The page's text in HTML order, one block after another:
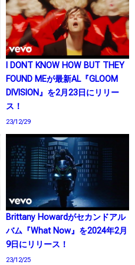
I DONT KNOW HOW BUT THEY
FOUND MEが最新AL『GLOOM
DIVISION』を2月23日にリリー
ス！
23/12/29
Brittany Howardがセカンドアル
バム『What Now』を2024年2月
9日にリリース！
23/12/25